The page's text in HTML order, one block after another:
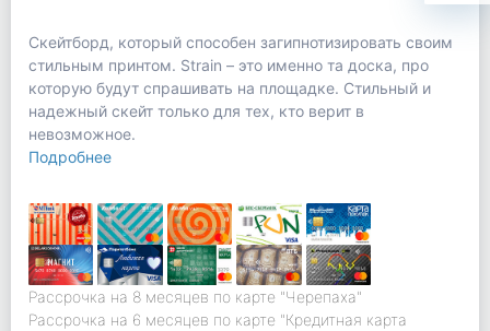
Скейтборд, который способен загипнотизировать своим
стильным принтом. Strain – это именно та доска, про
которую будут спрашивать на площадке. Стильный и
надежный скейт только для тех, кто верит в
невозможное.
Подробнее
Рассрочка на 8 месяцев по карте "Черепаха"
Рассрочка на 6 месяцев по карте "Кредитная карта